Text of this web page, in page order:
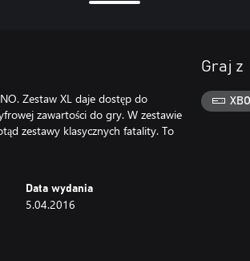
Zestaw XL daje dostęp do
zawartości do gry. W zestawie
zestawy klasycznych fatality. To
Data wydania
5.04.2016
Graj z